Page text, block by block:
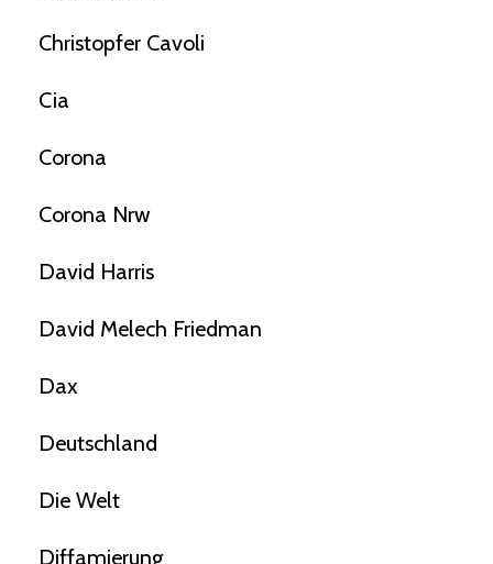
Christopfer Cavoli
Cia
Corona
Corona Nrw
David Harris
David Melech Friedman
Dax
Deutschland
Die Welt
Diffamierung